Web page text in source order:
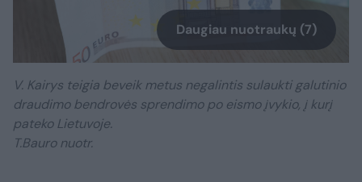
Daugiau nuotraukų (7)
V. Kairys teigia beveik metus negalintis sulaukti galutinio
draudimo bendrovės sprendimo po eismo įvykio, į kurį
pateko Lietuvoje.
T.Bauro nuotr.